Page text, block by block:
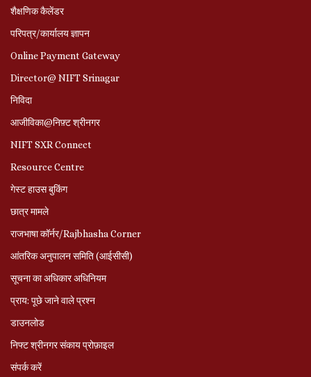
शैक्षणिक कैलेंडर
परिपत्र/कार्यालय ज्ञापन
Online Payment Gateway
Director@ NIFT Srinagar
निविदा
आजीविका@निफ़्ट श्रीनगर
NIFT SXR Connect
Resource Centre
गेस्ट हाउस बुकिंग
छात्र मामले
राजभाषा कॉर्नर/Rajbhasha Corner
आंतरिक अनुपालन समिति (आईसीसी)
सूचना का अधिकार अधिनियम
प्राय: पूछे जाने वाले प्रश्‍न
डाउनलोड
निफ्ट श्रीनगर संकाय प्रोफ़ाइल
संपर्क करें